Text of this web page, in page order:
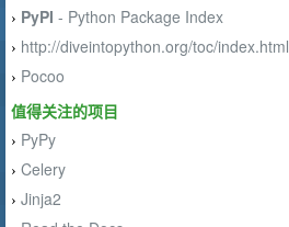
› PyPI - Python Package Index
› http://diveintopython.org/toc/index.html
› Pocoo
值得关注的项目
› PyPy
› Celery
› Jinja2